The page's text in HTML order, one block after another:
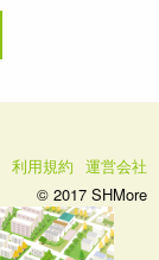
運営会社
利用規約
© 2017 SHMore